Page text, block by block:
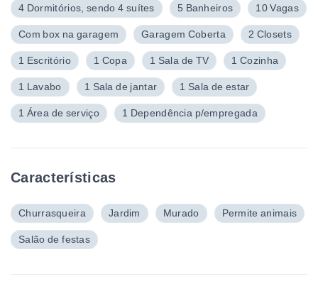
4 Dormitórios, sendo 4 suítes 5 Banheiros 10 Vagas
Com box na garagem Garagem Coberta 2 Closets
1 Escritório 1 Copa 1 Sala de TV 1 Cozinha
1 Lavabo 1 Sala de jantar 1 Sala de estar
1 Área de serviço 1 Dependência p/empregada
Características
Churrasqueira Jardim Murado Permite animais
Salão de festas